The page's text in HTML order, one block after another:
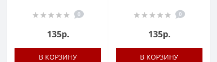
0
135р.
В КОРЗИНУ
0
135р.
В КОРЗИНУ